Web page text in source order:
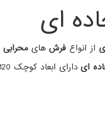
ای
از انواع فرش هایمحرابی
ای